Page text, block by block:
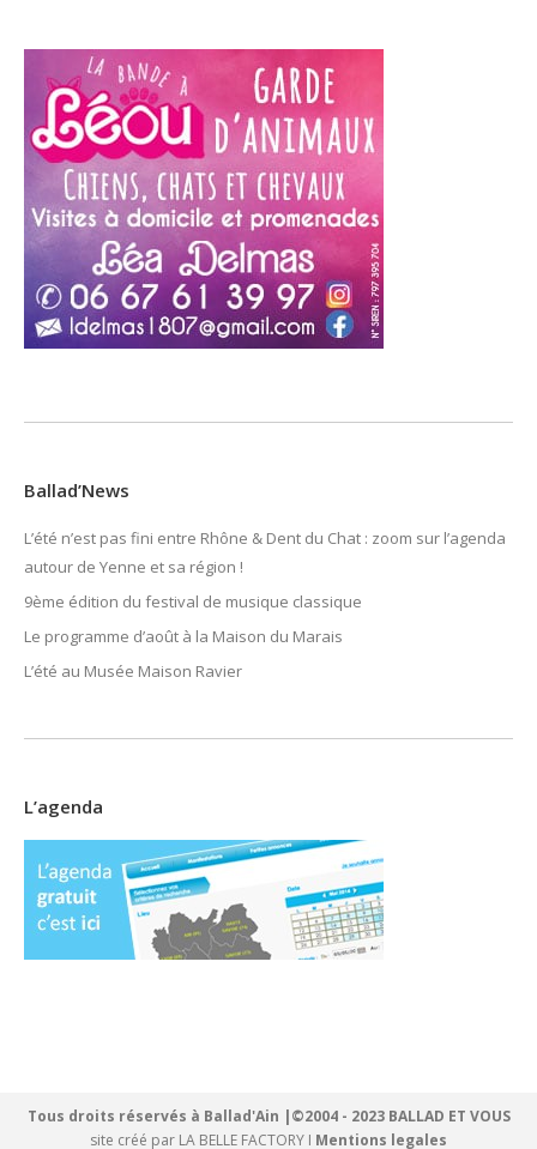
Ballad’News
L’été n’est pas fini entre Rhône & Dent du Chat : zoom sur l’agenda
autour de Yenne et sa région !
9ème édition du festival de musique classique
Le programme d’août à la Maison du Marais
L’été au Musée Maison Ravier
L’agenda
Tous droits réservés à Ballad'Ain |©2004 - 2023 BALLAD ET VOUS
site créé par LA BELLE FACTORY I Mentions legales